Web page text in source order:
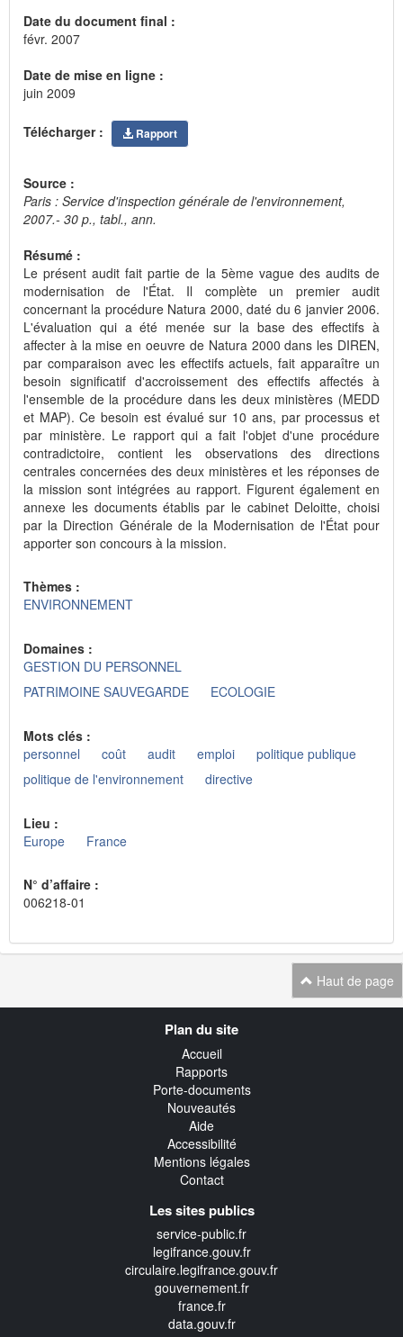
Date du document final :
févr. 2007
Date de mise en ligne :
juin 2009
Télécharger : Rapport
Source :
Paris : Service d'inspection générale de l'environnement,
2007.- 30 p., tabl., ann.
Résumé :
Le présent audit fait partie de la 5ème vague des audits de
modernisation de l'État. Il complète un premier audit
concernant la procédure Natura 2000, daté du 6 janvier 2006.
L'évaluation qui a été menée sur la base des effectifs à
affecter à la mise en oeuvre de Natura 2000 dans les DIREN,
par comparaison avec les effectifs actuels, fait apparaître un
besoin significatif d'accroissement des effectifs affectés à
l'ensemble de la procédure dans les deux ministères (MEDD
et MAP). Ce besoin est évalué sur 10 ans, par processus et
par ministère. Le rapport qui a fait l'objet d'une procédure
contradictoire, contient les observations des directions
centrales concernées des deux ministères et les réponses de
la mission sont intégrées au rapport. Figurent également en
annexe les documents établis par le cabinet Deloitte, choisi
par la Direction Générale de la Modernisation de l'État pour
apporter son concours à la mission.
Thèmes :
ENVIRONNEMENT
Domaines :
GESTION DU PERSONNEL
PATRIMOINE SAUVEGARDE
ECOLOGIE
Mots clés :
personnel
coût audit emploi
politique publique
politique de l'environnement
directive
Lieu :
Europe
France
N° d’affaire :
006218-01
Haut de page
Plan du site
Accueil
Rapports
Porte-documents
Nouveautés
Aide
Accessibilité
Mentions légales
Contact
Les sites publics
service-public.fr
legifrance.gouv.fr
circulaire.legifrance.gouv.fr
gouvernement.fr
france.fr
data.gouv.fr